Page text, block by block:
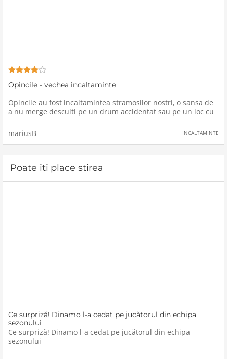
Opincile - vechea incaltaminte
Opincile au fost incaltamintea stramosilor nostri, o sansa de
a nu merge desculti pe un drum accidentat sau pe un loc cu
lucruri ascutite.Opincile nu prea mai sunt folosite in ziua de
azi, fiind doar piese de muzeu sau souvenir-uri pentru turistii
mariusB INCALTAMINTE
Poate iti place stirea
Ce surpriză! Dinamo l-a cedat pe jucătorul din echipa
sezonului
Ce surpriză! Dinamo l-a cedat pe jucătorul din echipa
sezonului